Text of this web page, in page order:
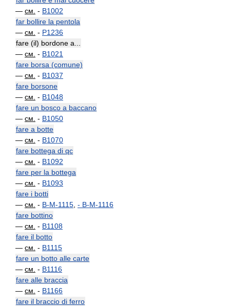
— см. - B1002
far bollire la pentola
— см. - P1236
fare (il) bordone a...
— см. - B1021
fare borsa (comune)
— см. - B1037
fare borsone
— см. - B1048
fare un bosco a baccano
— см. - B1050
fare a botte
— см. - B1070
fare bottega di qc
— см. - B1092
fare per la bottega
— см. - B1093
fare i botti
— см. - B-M-1115 - B-M-1116
fare bottino
— см. - B1108
fare il botto
— см. - B1115
fare un botto alle carte
— см. - B1116
fare alle braccia
— см. - B1166
fare il braccio di ferro